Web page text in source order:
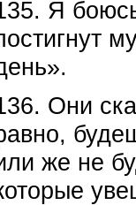
Я
Они
же не